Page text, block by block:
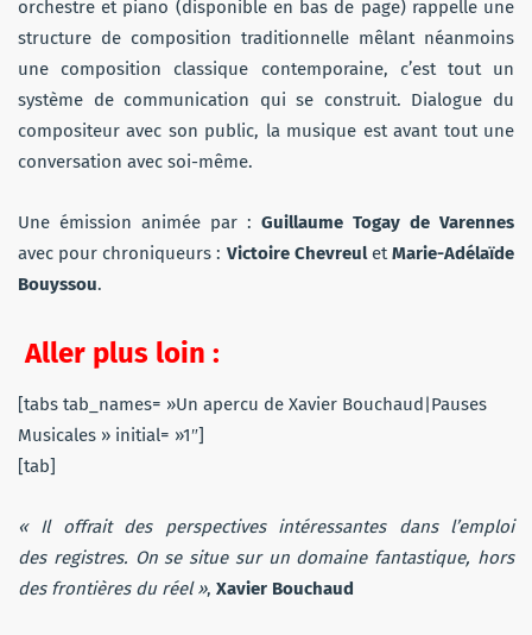
orchestre et piano (disponible en bas de page) rappelle une
structure de composition traditionnelle mêlant néanmoins
une composition classique contemporaine, c’est tout un
système de communication qui se construit. Dialogue du
compositeur avec son public, la musique est avant tout une
conversation avec soi-même.
Une émission animée par : Guillaume Togay de Varennes
avec pour chroniqueurs : Victoire ChevreuletMarie-Adélaïde
Bouyssou.
Aller plus loin :
[tabs tab_names= »Un apercu de Xavier Bouchaud|Pauses
Musicales » initial= »1″]
[tab]
« Il offrait des perspectives intéressantes dans l’emploi
des registres. On se situe sur un domaine fantastique, hors
des frontières du réel », Xavier Bouchaud